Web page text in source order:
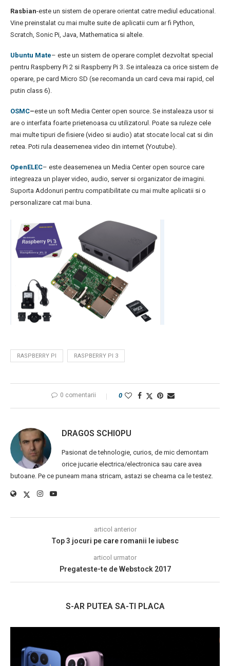
Rasbian-este un sistem de operare orientat catre mediul educational.
Vine preinstalat cu mai multe suite de aplicatii cum ar fi Python,
Scratch, Sonic Pi, Java, Mathematica si altele.
Ubuntu Mate– este un sistem de operare complet dezvoltat special
pentru Raspberry Pi 2 si Raspberry Pi 3. Se intaleaza ca orice sistem de
operare, pe card Micro SD (se recomanda un card ceva mai rapid, cel
putin class 6).
OSMC–este un soft Media Center open source. Se instaleaza usor si
are o interfata foarte prietenoasa cu utilizatorul. Poate sa ruleze cele
mai multe tipuri de fisiere (video si audio) atat stocate local cat si din
retea. Poti rula deasemenea video din internet (Youtube).
OpenELEC– este deasemenea un Media Center open source care
integreaza un player video, audio, server si organizator de imagini.
Suporta Addonuri pentru compatibilitate cu mai multe aplicatii si o
personalizare cat mai buna.
RASPBERRY PI RASPBERRY PI 3
0 comentarii 0
DRAGOS SCHIOPU
Pasionat de tehnologie, curios, de mic demontam
orice jucarie electrica/electronica sau care avea
butoane. Pe ce puneam mana stricam, astazi se cheama ca le testez.
articol anterior
Top 3 jocuri pe care romanii le iubesc
articol urmator
Pregateste-te de Webstock 2017
S-AR PUTEA SA-TI PLACA